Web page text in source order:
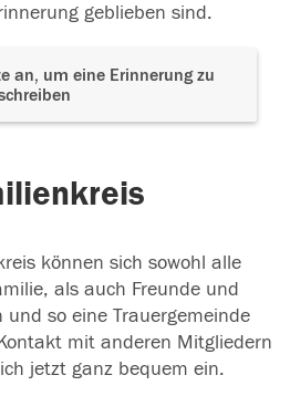
geblieben sind.
an, um eine Erinnerung zu
können sich sowohl alle
als auch Freunde und
so eine Trauergemeinde
mit anderen Mitgliedern
jetzt ganz bequem ein.